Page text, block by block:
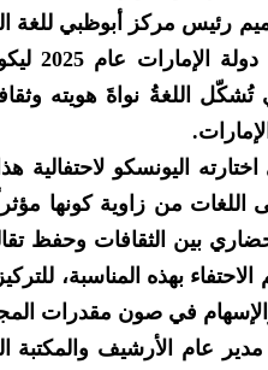
رئيس مركز أبوظبي للغة
الدولي
تُشكّل اللغةُ نواةَ هويته
اليونسكو لاحتفالية
اللغات من زاوية كونها
بين الثقافات وحفظ
بهذه المناسبة،
في صون مقدرات
عام الأرشيف والمكتبة